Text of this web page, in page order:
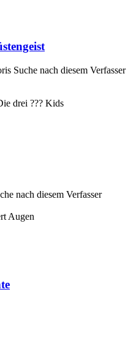
Suche nach diesem Verfasser
drei ??? Kids
nach diesem Verfasser
Augen